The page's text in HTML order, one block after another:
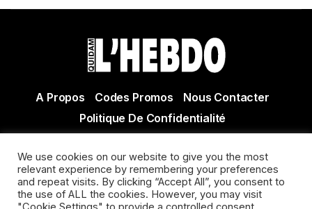
A Propos Codes Promos
Nous Contacter
Politique De Confidentialité
Actualité Agen - Actualité en lot et Garonne - Actualité
Villeneuve sur Lot
We use cookies on our website to give you the most
relevant experience by remembering your preferences
and repeat visits. By clicking “Accept All”, you consent to
the use of ALL the cookies. However, you may visit